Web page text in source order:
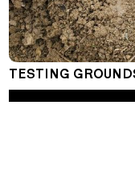
TESTING